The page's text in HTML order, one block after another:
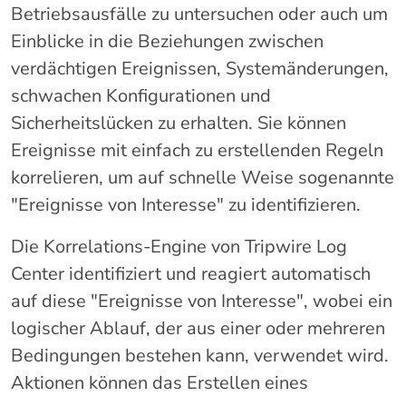
Betriebsausfälle zu untersuchen oder auch um
Einblicke in die Beziehungen zwischen
verdächtigen Ereignissen, Systemänderungen,
schwachen Konfigurationen und
Sicherheitslücken zu erhalten. Sie können
Ereignisse mit einfach zu erstellenden Regeln
korrelieren, um auf schnelle Weise sogenannte
"Ereignisse von Interesse" zu identifizieren.
Die Korrelations-Engine von Tripwire Log
Center identifiziert und reagiert automatisch
auf diese "Ereignisse von Interesse", wobei ein
logischer Ablauf, der aus einer oder mehreren
Bedingungen bestehen kann, verwendet wird.
Aktionen können das Erstellen eines